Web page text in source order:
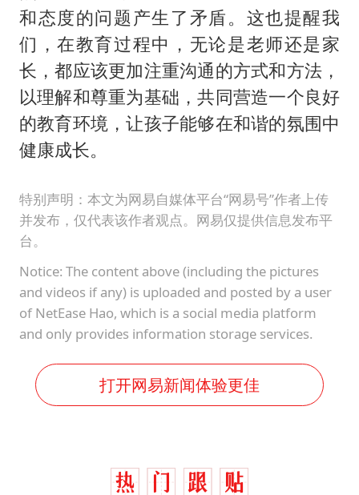
和态度的问题产生了矛盾。这也提醒我
们，在教育过程中，无论是老师还是家
长，都应该更加注重沟通的方式和方法，
以理解和尊重为基础，共同营造一个良好
的教育环境，让孩子能够在和谐的氛围中
健康成长。
特别声明：本文为网易自媒体平台“网易号”作者上传
并发布，仅代表该作者观点。网易仅提供信息发布平
台。
Notice: The content above (including the pictures
and videos if any) is uploaded and posted by a user
of NetEase Hao, which is a social media platform
and only provides information storage services.
打开网易新闻体验更佳